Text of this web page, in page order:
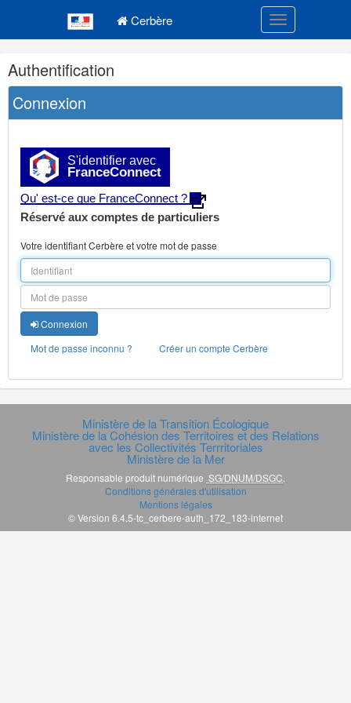
Cerbère Toggle
Navigation
et
outils
annexes
Authentification
Connexion
S'identifier avec
FranceConnect
Qu' est-ce que FranceConnect ?
Réservé aux comptes de particuliers
Votre identifiant Cerbère et votre mot de passe
Connexion
Mot de passe inconnu ?
Créer un compte Cerbère
Ministère de la Transition Écologique
Ministère de la Cohésion des Territoires et des Relations
avec les Collectivités Terrritoriales
Ministère de la Mer
Responsable produit numérique SG/DNUM/DSGC.
Conditions générales d'utilisation
Mentions légales
© Version 6.4.5-tc_cerbere-auth_172_183-internet